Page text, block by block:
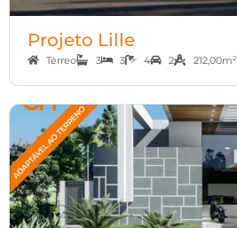
Projeto Lille
Térreo 3 3 4 2 212,00m²